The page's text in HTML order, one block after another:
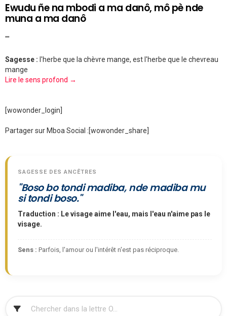
Ewudu ñe na mbodi a ma danô, mô pè nde
muna a ma danô
""
Sagesse : l'herbe que la chèvre mange, est l'herbe que le chevreau
mange
Lire le sens profond →
[wowonder_login]
Partager sur Mboa Social :[wowonder_share]
SAGESSE DES ANCÊTRES
"Boso bo tondi madiba, nde madiba mu
si tondi boso."
Traduction : Le visage aime l'eau, mais l'eau n'aime pas le
visage.
Sens : Parfois, l'amour ou l'intérêt n'est pas réciproque.